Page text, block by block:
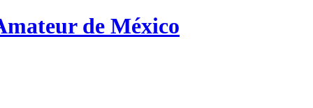
de México